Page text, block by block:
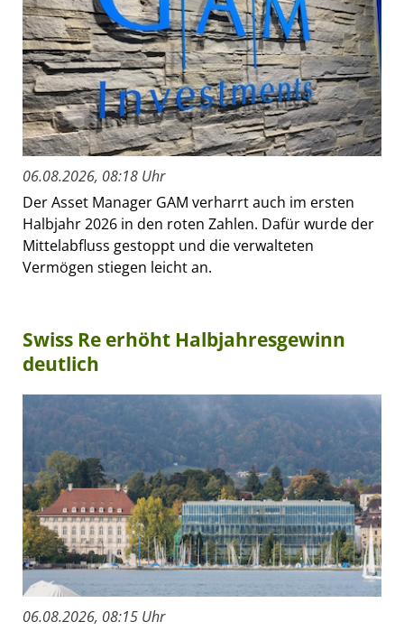
06.08.2026, 08:18 Uhr
Der Asset Manager GAM verharrt auch im ersten
Halbjahr 2026 in den roten Zahlen. Dafür wurde der
Mittelabfluss gestoppt und die verwalteten
Vermögen stiegen leicht an.
Swiss Re erhöht Halbjahresgewinn
deutlich
06.08.2026, 08:15 Uhr